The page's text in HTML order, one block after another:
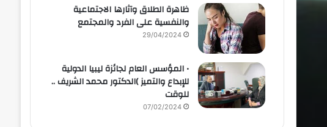
ظاهرة الطلاق وآثارها الاجتماعية
والنفسية على الفرد والمجتمع
29/04/2024
• المؤسس العام لجائزة ليبيا الدولية
للإبداع والتميز )الدكتور محمد الشريف ..
للوقت
07/02/2024